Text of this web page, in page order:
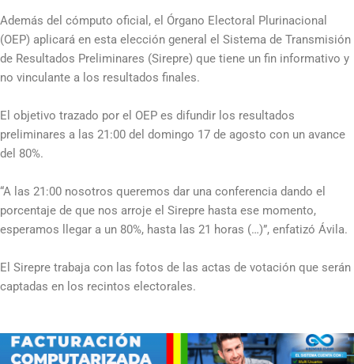
Además del cómputo oficial, el Órgano Electoral Plurinacional
(OEP) aplicará en esta elección general el Sistema de Transmisión
de Resultados Preliminares (Sirepre) que tiene un fin informativo y
no vinculante a los resultados finales.
El objetivo trazado por el OEP es difundir los resultados
preliminares a las 21:00 del domingo 17 de agosto con un avance
del 80%.
“A las 21:00 nosotros queremos dar una conferencia dando el
porcentaje de que nos arroje el Sirepre hasta ese momento,
esperamos llegar a un 80%, hasta las 21 horas (…)”, enfatizó Ávila.
El Sirepre trabaja con las fotos de las actas de votación que serán
captadas en los recintos electorales.